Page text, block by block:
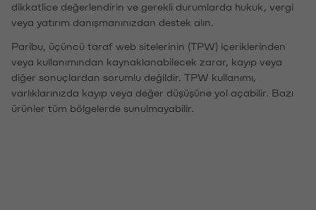
dikkatlice değerlendirin ve gerekli durumlarda hukuk, vergi
veya yatırım danışmanınızdan destek alın.
Paribu, üçüncü taraf web sitelerinin (TPW) içeriklerinden
veya kullanımından kaynaklanabilecek zarar, kayıp veya
diğer sonuçlardan sorumlu değildir. TPW kullanımı,
varlıklarınızda kayıp veya değer düşüşüne yol açabilir. Bazı
ürünler tüm bölgelerde sunulmayabilir.